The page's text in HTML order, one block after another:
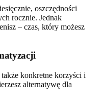
oszczędności
rocznie. Jednak
– czas, który możesz
konkretne korzyści i
alternatywę dla